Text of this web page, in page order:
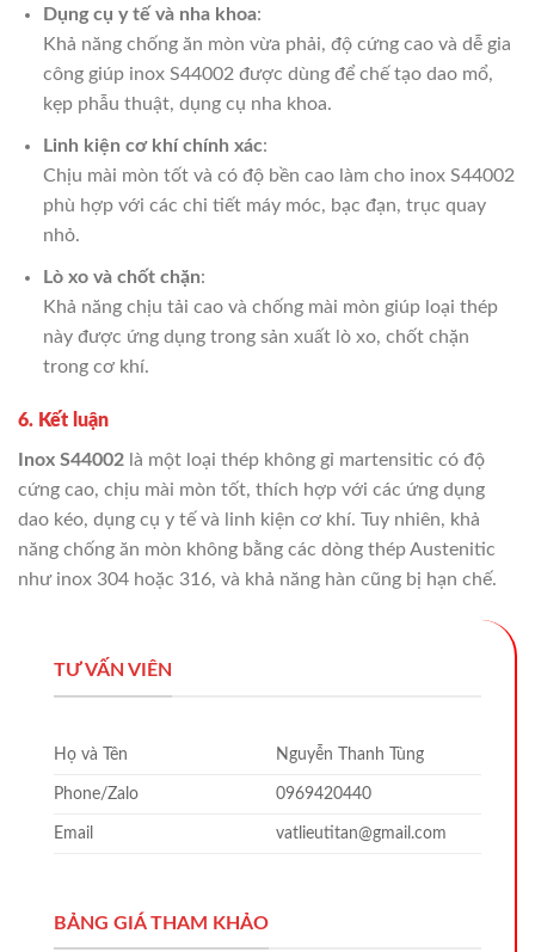
Dụng cụ y tế và nha khoa:
Khả năng chống ăn mòn vừa phải, độ cứng cao và dễ gia
công giúp inox S44002 được dùng để chế tạo dao mổ,
kẹp phẫu thuật, dụng cụ nha khoa.
Linh kiện cơ khí chính xác:
Chịu mài mòn tốt và có độ bền cao làm cho inox S44002
phù hợp với các chi tiết máy móc, bạc đạn, trục quay
nhỏ.
Lò xo và chốt chặn:
Khả năng chịu tải cao và chống mài mòn giúp loại thép
này được ứng dụng trong sản xuất lò xo, chốt chặn
trong cơ khí.
6. Kết luận
Inox S44002 là một loại thép không gỉ martensitic có độ
cứng cao, chịu mài mòn tốt, thích hợp với các ứng dụng
dao kéo, dụng cụ y tế và linh kiện cơ khí. Tuy nhiên, khả
năng chống ăn mòn không bằng các dòng thép Austenitic
như inox 304 hoặc 316, và khả năng hàn cũng bị hạn chế.
TƯ VẤN VIÊN
Họ và Tên Nguyễn Thanh Tùng
Phone/Zalo 0969420440
Email vatlieutitan@gmail.com
BẢNG GIÁ THAM KHẢO